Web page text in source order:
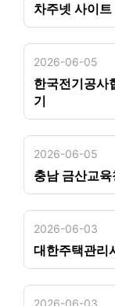
차주넷 사이
2026-06-05
한국전기공사
기
2026-06-05
충남 금산교
2026-06-03
대한주택관리
2026-06-03